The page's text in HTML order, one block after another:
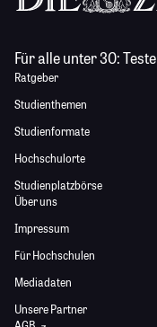
Für alle unter 30:
Ratgeber
Studienthemen
Studienformate
Hochschulorte
Studienplatzbörse
Über uns
Impressum
Für Hochschulen
Mediadaten
Unsere Partner